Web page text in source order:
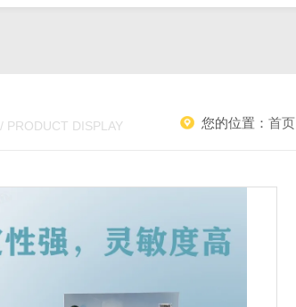
/ PRODUCT DISPLAY 您的位置：首页